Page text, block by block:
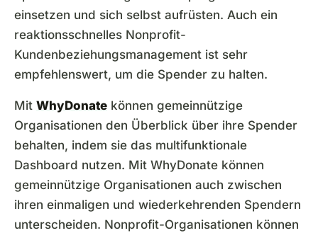
einsetzen und sich selbst aufrüsten. Auch ein
reaktionsschnelles Nonprofit-
Kundenbeziehungsmanagement ist sehr
empfehlenswert, um die Spender zu halten.
Mit WhyDonate können gemeinnützige
Organisationen den Überblick über ihre Spender
behalten, indem sie das multifunktionale
Dashboard nutzen. Mit WhyDonate können
gemeinnützige Organisationen auch zwischen
ihren einmaligen und wiederkehrenden Spendern
unterscheiden. Nonprofit-Organisationen können